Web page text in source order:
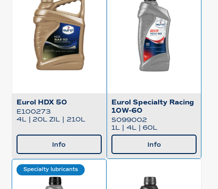
Eurol HDX 50
E100273
4L
20L ZIL 210L
Info
Eurol Specialty Racing
10W-60
S099002
1L
4L 60L
Info
Specialty lubricants